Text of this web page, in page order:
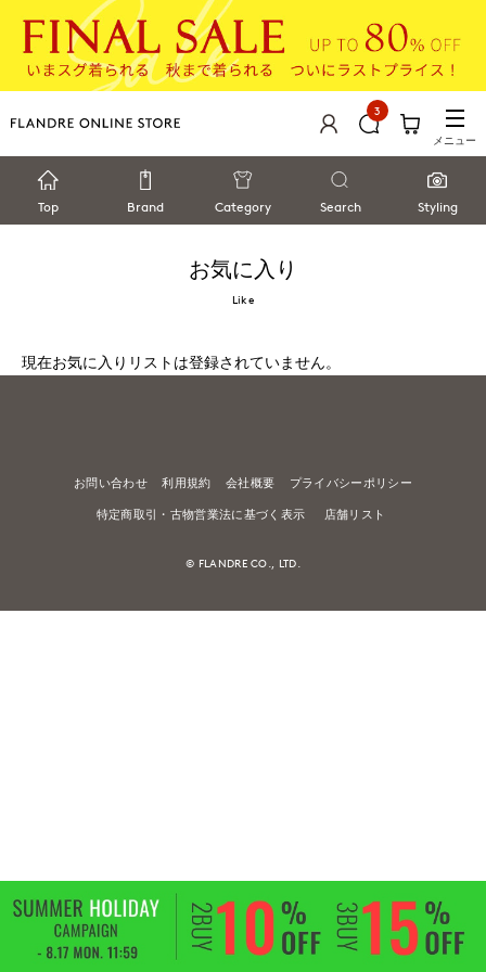
3
メニュー
Top Brand Category Search Styling
お気に入り
Like
現在お気に入りリストは登録されていません。
お問い合わせ 利用規約 会社概要 プライバシーポリシー
特定商取引・古物営業法に基づく表示 店舗リスト
© FLANDRE CO., LTD.